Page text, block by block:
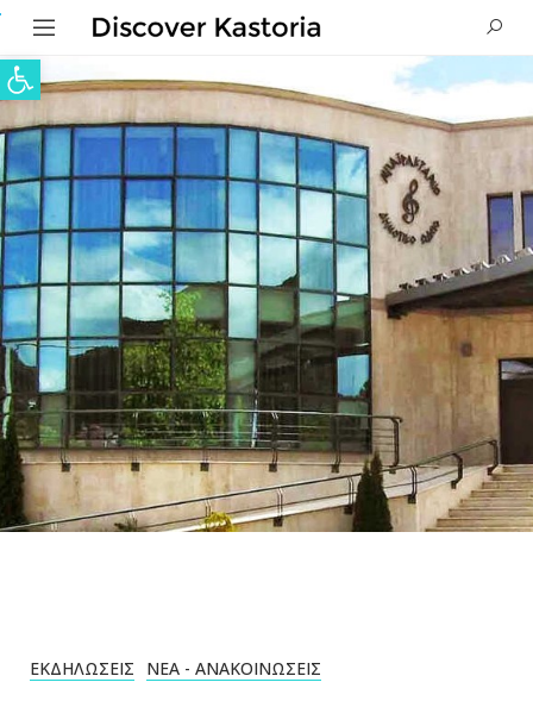
Ανοίξτε τη γραμμή εργαλείων
ΕΚΔΗΛΏΣΕΙΣ ΝΈΑ - ΑΝΑΚΟΙΝΏΣΕΙΣ